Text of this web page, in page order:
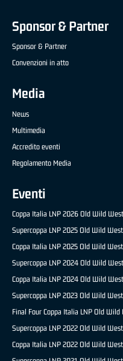
Sponsor & Partner
Sponsor & Partner
Convenzioni in atto
Media
News
Multimedia
Accredito eventi
Regolamento Media
Eventi
Coppa Italia LNP 2026 Old Wild West
Supercoppa LNP 2025 Old Wild West
Coppa Italia LNP 2025 Old Wild West
Supercoppa LNP 2024 Old Wild West
Coppa Italia LNP 2024 Old Wild West
Supercoppa LNP 2023 Old Wild West
Final Four Coppa Italia LNP Old Wild
Supercoppa LNP 2022 Old Wild West
Coppa Italia LNP 2022 Old Wild West